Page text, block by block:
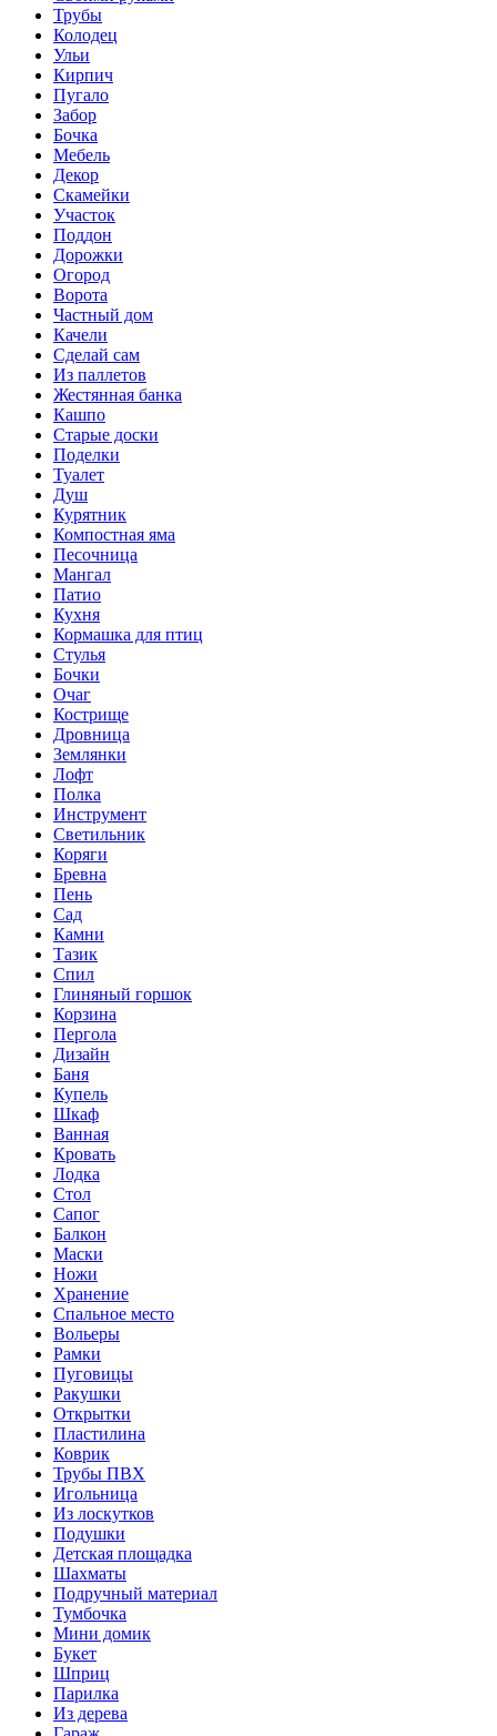
Трубы
Колодец
Ульи
Кирпич
Пугало
Забор
Бочка
Мебель
Декор
Скамейки
Участок
Поддон
Дорожки
Огород
Ворота
Частный дом
Качели
Сделай сам
Из паллетов
Жестянная банка
Кашпо
Старые доски
Поделки
Туалет
Душ
Курятник
Компостная яма
Песочница
Мангал
Патио
Кухня
Кормашка для птиц
Стулья
Бочки
Очаг
Кострище
Дровница
Землянки
Лофт
Полка
Инструмент
Светильник
Коряги
Бревна
Пень
Сад
Камни
Тазик
Спил
Глиняный горшок
Корзина
Пергола
Дизайн
Баня
Купель
Шкаф
Ванная
Кровать
Лодка
Стол
Сапог
Балкон
Маски
Ножи
Хранение
Спальное место
Вольеры
Рамки
Пуговицы
Ракушки
Открытки
Пластилина
Коврик
Трубы ПВХ
Игольница
Из лоскутков
Подушки
Детская площадка
Шахматы
Подручный материал
Тумбочка
Мини домик
Букет
Шприц
Парилка
Из дерева